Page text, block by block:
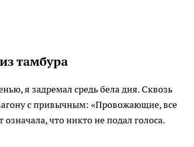
тамбура
я задремал средь бела дня. Сквозь
с привычным: «Провожающие, все
что никто не подал голоса.